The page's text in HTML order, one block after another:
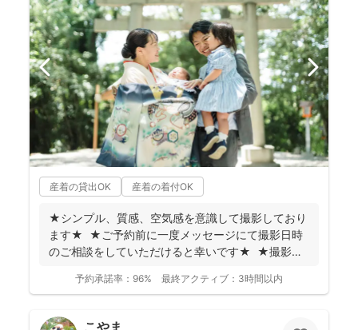
産着の貸出OK 産着の着付OK
★シンプル、質感、空気感を意識して撮影しており
ます★ ★ご予約前に一度メッセージにて撮影日時
のご相談をしていただけると幸いです★ ★撮影に
予約承諾率： 96% 最終アクティブ： 3時間以内